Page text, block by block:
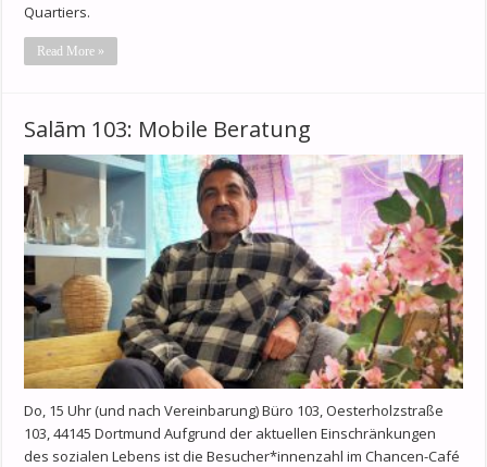
Quartiers.
Read More »
Salām 103: Mobile Beratung
Do, 15 Uhr (und nach Vereinbarung) Büro 103, Oesterholzstraße
103, 44145 Dortmund Aufgrund der aktuellen Einschränkungen
des sozialen Lebens ist die Besucher*innenzahl im Chancen-Café